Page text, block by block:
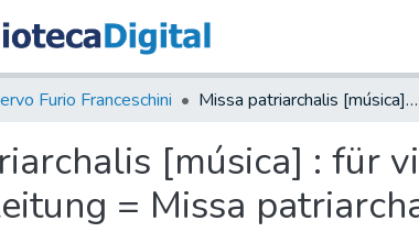
Furio Franceschini Missa patriarchalis [música] : für vier gemischte stimmen mit orgelbegleitung = Missa patriarchalis : a quattro voci dispari con organo
[música] : für
= Missa